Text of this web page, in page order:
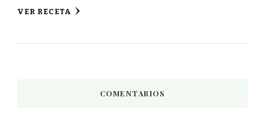
VER RECETA
COMENTARIOS